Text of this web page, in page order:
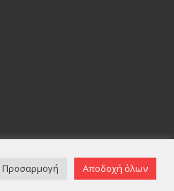
Προσαρμογή Αποδοχή όλων